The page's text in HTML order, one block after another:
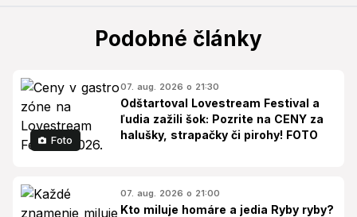
Podobné články
Foto
07. aug. 2026 o 21:30
Odštartoval Lovestream Festival a
ľudia zažili šok: Pozrite na CENY za
halušky, strapačky či pirohy! FOTO
07. aug. 2026 o 21:00
Kto miluje homáre a jedia Ryby ryby?